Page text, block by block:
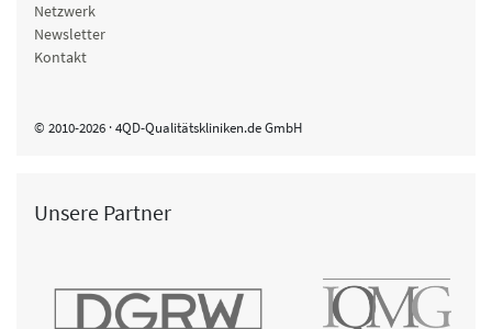
Netzwerk
Newsletter
Kontakt
© 2010-2026 · 4QD-Qualitätskliniken.de GmbH
Unsere Partner